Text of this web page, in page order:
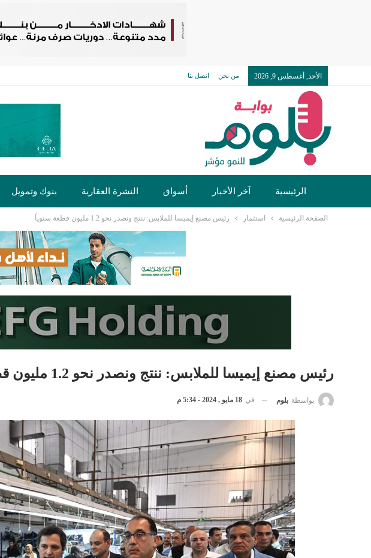
الأحد, أغسطس 9, 2026 من نحن اتصل بنا
الرئيسية آخر الأخبار أسواق النشرة العقارية بنوك وتمويل
الصفحة الرئيسية استثمار رئيس مصنع إيميسا للملابس: ننتج ونصدر نحو 1.2 مليون قطعة سنوياً
رئيس مصنع إيميسا للملابس: ننتج ونصدر نحو 1.2 مليون قطعة سنوياً
بواسطة بلوم في 18 مايو , 2024 - 5:34 م